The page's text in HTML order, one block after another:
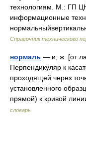
технологиям. М.: ГП
информационные
Справочник технического
нормаль — и; ж. [от
Перпендикуляр к
проходящей через
установленного
прямой) к кривой
словарь